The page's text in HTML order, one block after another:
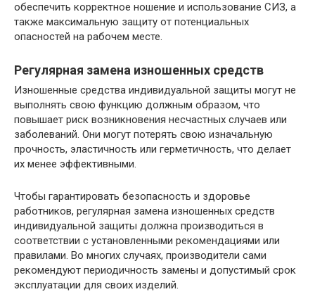
обеспечить корректное ношение и использование СИЗ, а
также максимальную защиту от потенциальных
опасностей на рабочем месте.
Регулярная замена изношенных средств
Изношенные средства индивидуальной защиты могут не
выполнять свою функцию должным образом, что
повышает риск возникновения несчастных случаев или
заболеваний. Они могут потерять свою изначальную
прочность, эластичность или герметичность, что делает
их менее эффективными.
Чтобы гарантировать безопасность и здоровье
работников, регулярная замена изношенных средств
индивидуальной защиты должна производиться в
соответствии с установленными рекомендациями или
правилами. Во многих случаях, производители сами
рекомендуют периодичность замены и допустимый срок
эксплуатации для своих изделий.